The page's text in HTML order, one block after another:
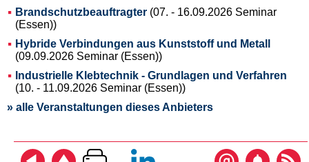
Brandschutzbeauftragter (07. - 16.09.2026 Seminar
(Essen))
Hybride Verbindungen aus Kunststoff und Metall
(09.09.2026 Seminar (Essen))
Industrielle Klebtechnik - Grundlagen und Verfahren
(10. - 11.09.2026 Seminar (Essen))
» alle Veranstaltungen dieses Anbieters